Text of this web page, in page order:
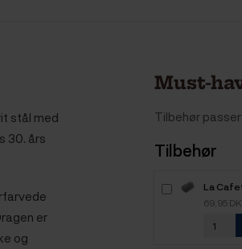
stål med
30. års
er
og
Must-
Tilbehør
Tilbehør
La
Kedel
69,95